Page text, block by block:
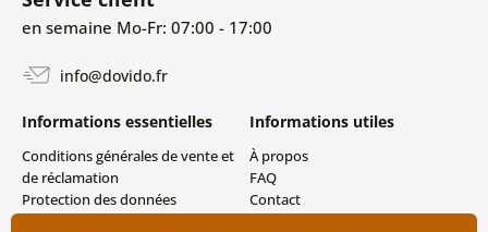
en semaine Mo-Fr: 07:00 - 17:00
info@dovido.fr
Informations essentielles
Conditions générales de vente et
de réclamation
Protection des données
Informations utiles
À propos
FAQ
Contact